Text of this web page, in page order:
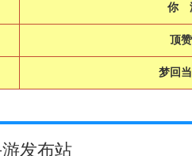
你
顶
梦回
发布站